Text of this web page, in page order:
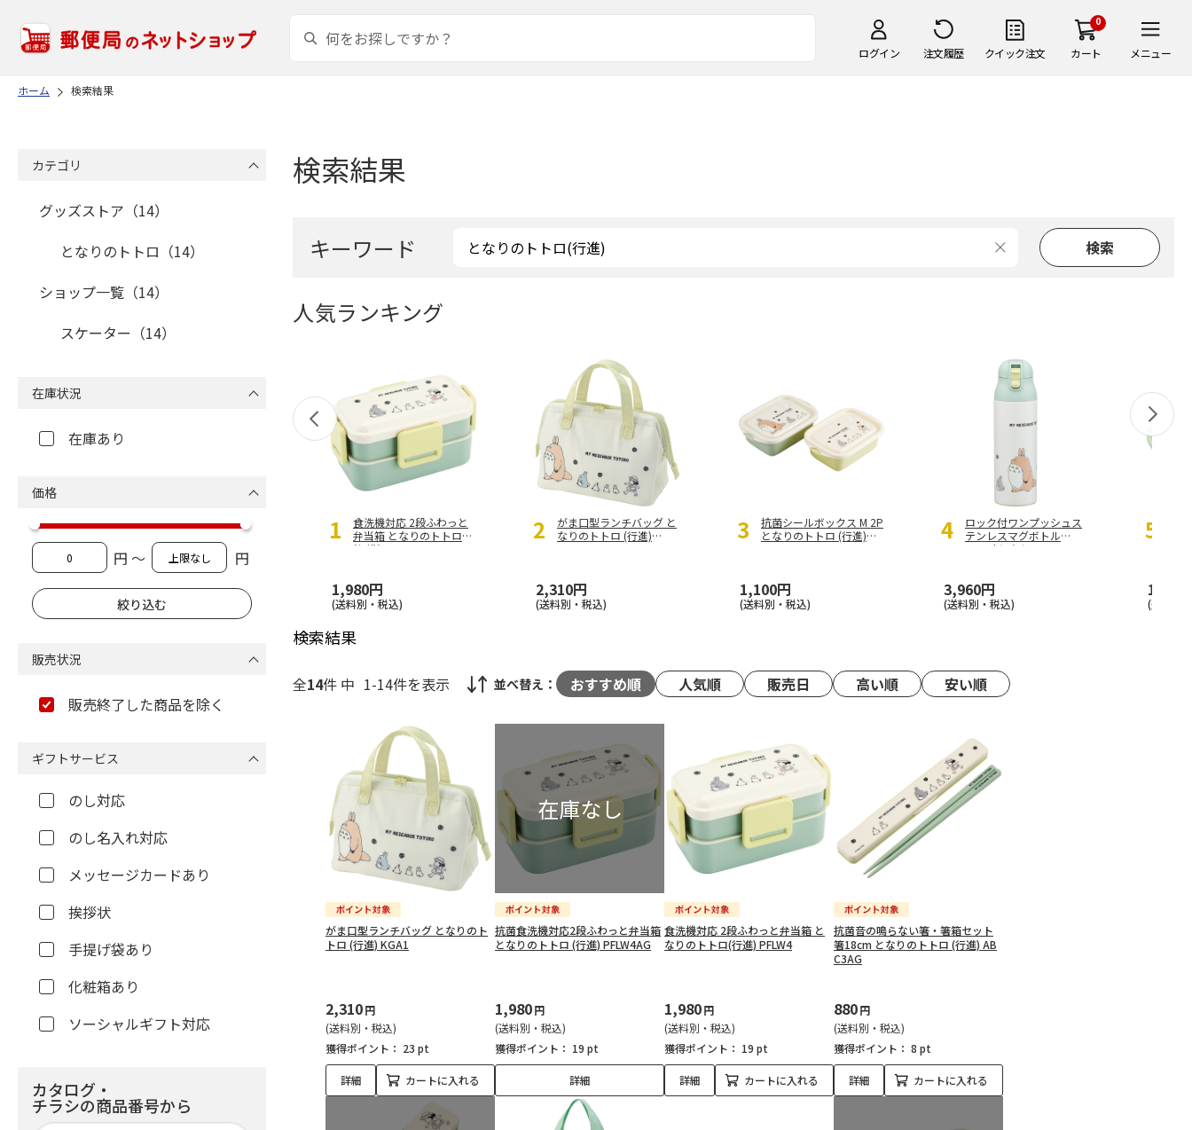
ログイン 注文履歴 クイック注文
0
カート メニュー
ホーム 検索結果
検索結果
キーワード
人気ランキング
1
食洗機対応 2段ふわっと
弁当箱 となりのトトロ
(行進) PFLW4
1,980円
(送料別・税込)
2
がま口型ランチバッグ と
なりのトトロ (行進)
2,310円
(送料別・税込)
3
抗菌シールボックス M 2P
となりのトトロ (行進)
1,100円
(送料別・税込)
4
ロック付ワンプッシュス
テンレスマグボトル
500ml となりのトトロ
3,960円
(送料別・税込)
5
1,760
(送料別
検索結果
全14件 中 1-14件を表示 並べ替え： おすすめ順 人気順 販売日 高い順 安い順
がま口型ランチバッグ となりのト
トロ (行進) KGA1
2,310円
(送料別・税込)
獲得ポイント： 23 pt
詳細 カートに入れる
抗菌食洗機対応2段ふわっと弁当箱
となりのトトロ (行進) PFLW4AG
1,980円
(送料別・税込)
獲得ポイント： 19 pt
詳細
食洗機対応 2段ふわっと弁当箱 と
なりのトトロ(行進) PFLW4
1,980円
(送料別・税込)
獲得ポイント： 19 pt
詳細 カートに入れる
抗菌音の鳴らない箸・箸箱セット
箸18cm となりのトトロ (行進) AB
C3AG
880円
(送料別・税込)
獲得ポイント： 8 pt
詳細 カートに入れる
カテゴリ
グッズストア（14）
となりのトトロ（14）
ショップ一覧（14）
スケーター（14）
在庫状況
在庫あり
価格
円 ～ 円
販売状況
販売終了した商品を除く
ギフトサービス
のし対応
のし名入れ対応
メッセージカードあり
挨拶状
手提げ袋あり
化粧箱あり
ソーシャルギフト対応
カタログ・
チラシの商品番号から